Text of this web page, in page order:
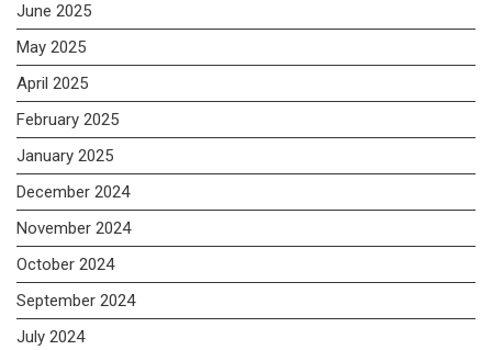
June 2025
May 2025
April 2025
February 2025
January 2025
December 2024
November 2024
October 2024
September 2024
July 2024